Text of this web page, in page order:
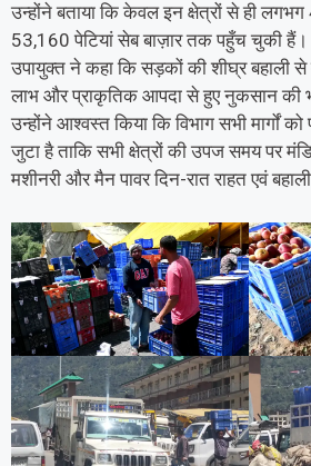
उन्होंने बताया कि केवल इन क्षेत्रों से ही
53,160 पेटियां सेब बाज़ार तक पहुँच चुकी हैं।
उपायुक्त ने कहा कि सड़कों की शीघ्र बहाली से
लाभ और प्राकृतिक आपदा से हुए नुकसान की
उन्होंने आश्वस्त किया कि विभाग सभी मार्गों
जुटा है ताकि सभी क्षेत्रों की उपज समय पर
मशीनरी और मैन पावर दिन-रात राहत एवं